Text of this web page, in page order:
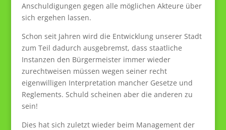
Anschuldigungen gegen alle möglichen Akteure über
sich ergehen lassen.
Schon seit Jahren wird die Entwicklung unserer Stadt
zum Teil dadurch ausgebremst, dass staatliche
Instanzen den Bürgermeister immer wieder
zurechtweisen müssen wegen seiner recht
eigenwilligen Interpretation mancher Gesetze und
Reglements. Schuld scheinen aber die anderen zu
sein!
Dies hat sich zuletzt wieder beim Management der